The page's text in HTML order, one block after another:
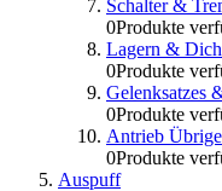
Schalter &
0Produkte
Lagern &
0Produkte
Gelenksatzes
0Produkte
Antrieb Übrige
0Produkte
Auspuff